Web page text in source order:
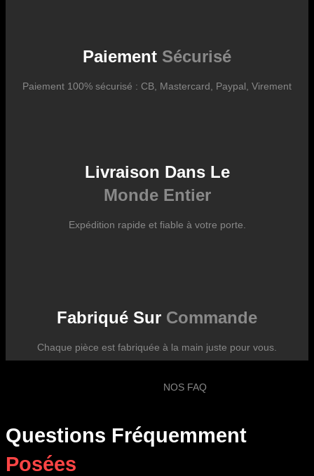
des fluctuations tarifaires des transporteurs internationaux.
Paiement Sécurisé
Paiement 100% sécurisé : CB, Mastercard, Paypal, Virement
Livraison Dans Le
Monde Entier
Expédition rapide et fiable à votre porte.
Fabriqué Sur Commande
Chaque pièce est fabriquée à la main juste pour vous.
NOS FAQ
Questions Fréquemment
Posées